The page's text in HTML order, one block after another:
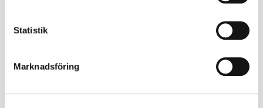
Statistik
Marknadsföring